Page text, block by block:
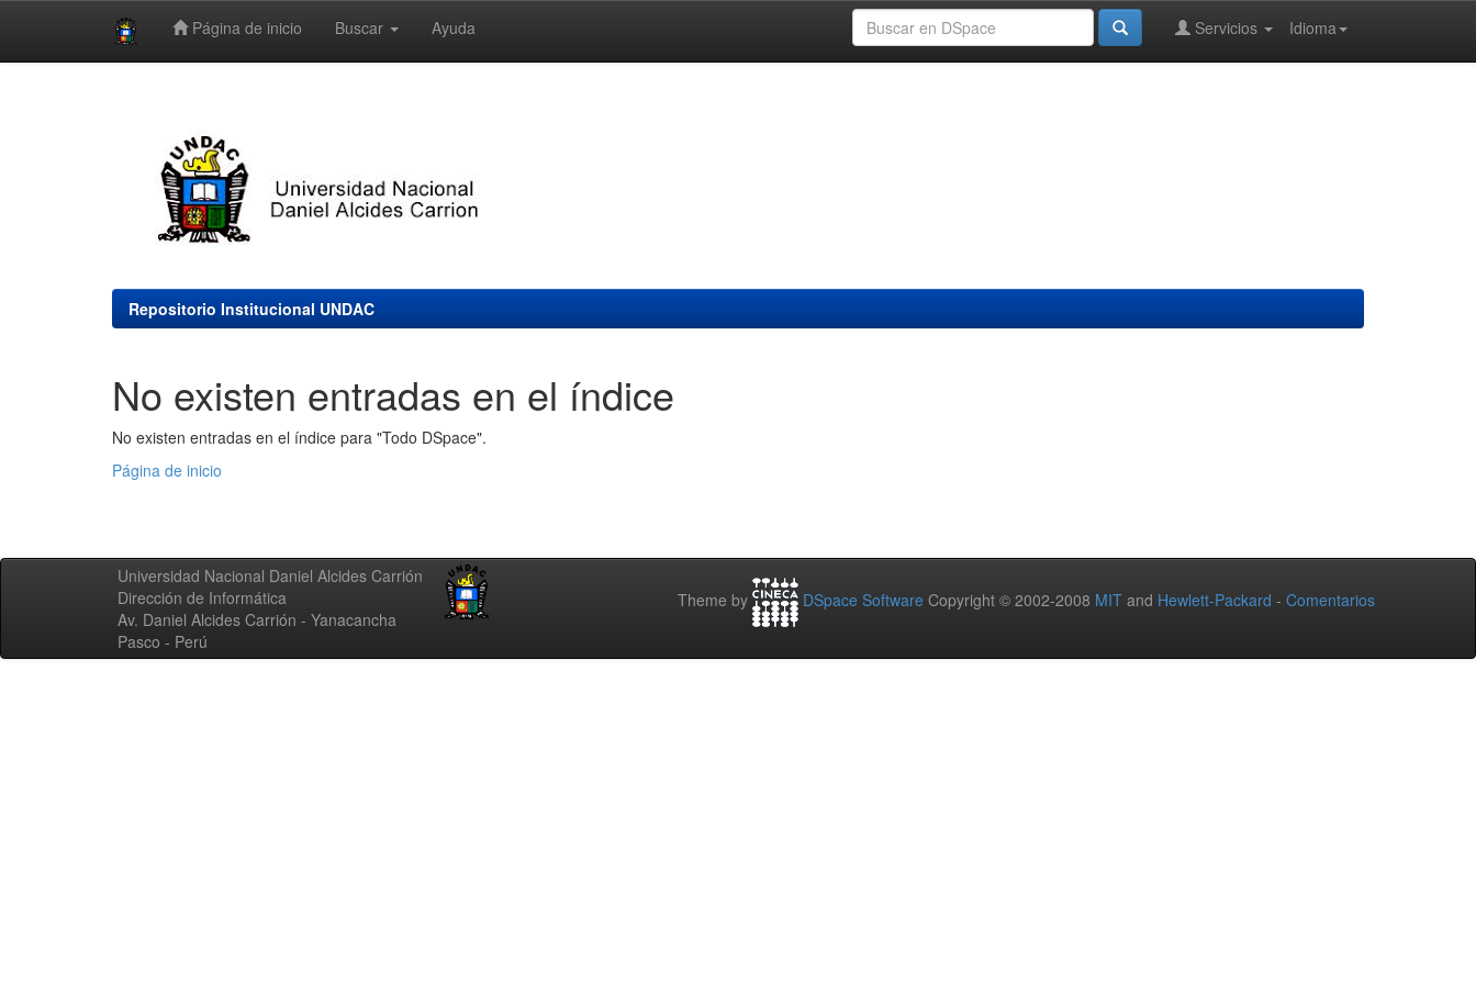
Página de inicio Buscar Ayuda Idioma
Servicios
Repositorio Institucional UNDAC
No existen entradas en el índice
No existen entradas en el índice para "Todo DSpace".
Página de inicio
Universidad Nacional Daniel Alcides Carrión
Dirección de Informática
Av. Daniel Alcides Carrión - Yanacancha
Pasco - Perú
Theme by DSpace Software Copyright © 2002-2008 MIT and Hewlett-Packard - Comentarios